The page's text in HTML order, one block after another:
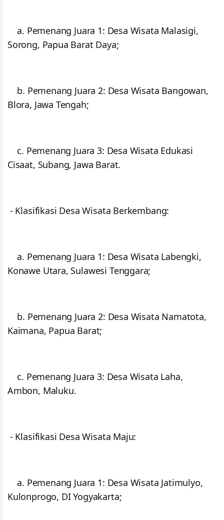
a. Pemenang Juara 1: Desa Wisata Malasigi,
Sorong, Papua Barat Daya;
b. Pemenang Juara 2: Desa Wisata Bangowan,
Blora, Jawa Tengah;
c. Pemenang Juara 3: Desa Wisata Edukasi
Cisaat, Subang, Jawa Barat.
- Klasifikasi Desa Wisata Berkembang:
a. Pemenang Juara 1: Desa Wisata Labengki,
Konawe Utara, Sulawesi Tenggara;
b. Pemenang Juara 2: Desa Wisata Namatota,
Kaimana, Papua Barat;
c. Pemenang Juara 3: Desa Wisata Laha,
Ambon, Maluku.
- Klasifikasi Desa Wisata Maju:
a. Pemenang Juara 1: Desa Wisata Jatimulyo,
Kulonprogo, DI Yogyakarta;